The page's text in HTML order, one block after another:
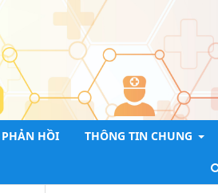
PHẢN HỒI THÔNG TIN CHUNG